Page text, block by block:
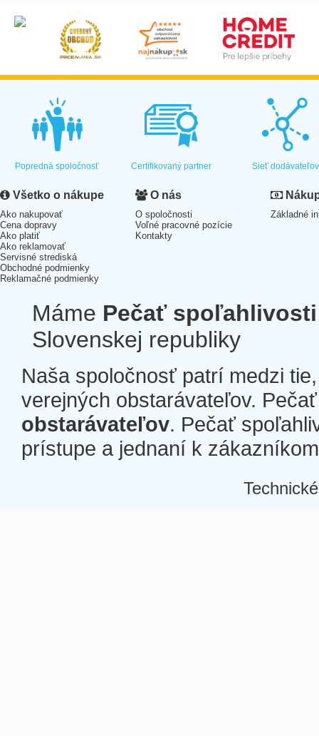
Popredná spoločnosť Certifikovaný partner Sieť dodávateľov
Všetko o nákupe
Ako nakupovať
Cena dopravy
Ako platiť
Ako reklamovať
Servisné strediská
Obchodné podmienky
Reklamačné podmienky
O nás
O spoločnosti
Voľné pracovné pozície
Kontakty
Základné
Máme Pečať spoľahlivosti
Slovenskej republiky
Naša spoločnosť patrí medzi
verejných obstarávateľov.
obstarávateľov. Pečať
prístupe a jednaní k